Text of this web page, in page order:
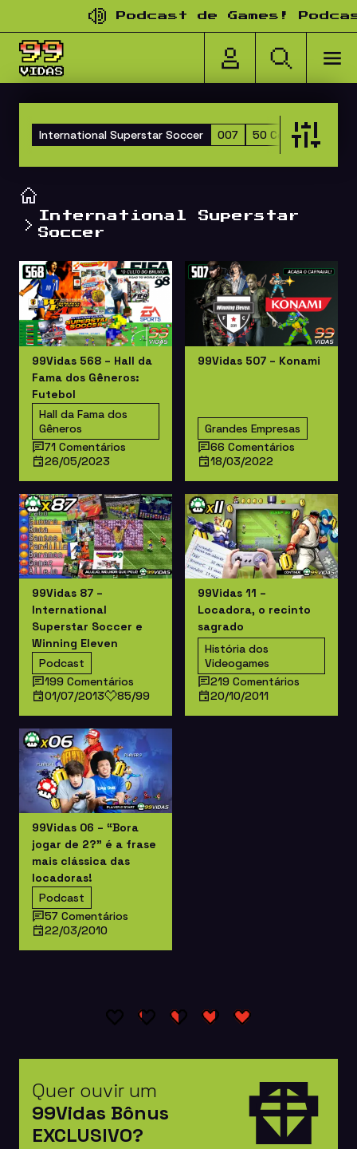
Pular para o conteúdoPodcast de Games!
007 50 Cent
International Superstar Soccer
International Superstar
Soccer
99Vidas 568 – Hall da
Fama dos Gêneros:
Futebol
Hall da Fama dos
Gêneros
71 Comentários
26/05/2023
99Vidas 507 – Konami
Grandes Empresas
66 Comentários
18/03/2022
99Vidas 87 –
International
Superstar Soccer e
Winning Eleven
Podcast
199 Comentários
01/07/2013
85/99
99Vidas 11 –
Locadora, o recinto
sagrado
História dos
Videogames
219 Comentários
20/10/2011
99Vidas 06 – “Bora
jogar de 2?” é a frase
mais clássica das
locadoras!
Podcast
57 Comentários
22/03/2010
Quer ouvir um
99Vidas Bônus
EXCLUSIVO?